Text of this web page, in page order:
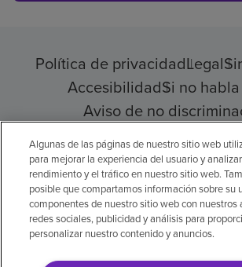
Política de privacidadLegal
AccesibilidadSi no
Aviso de no
Cumplimiento de los
© 2026 Encompass Health
Preferencias de cookies
Algunas de las páginas de nuestro sitio web
para mejorar la experiencia del usuario y
rendimiento y el tráfico en nuestro sitio web.
posible que compartamos información sobre su
componentes de nuestro sitio web con nuestros
redes sociales, publicidad y análisis para
personalizar nuestro contenido y anuncios.